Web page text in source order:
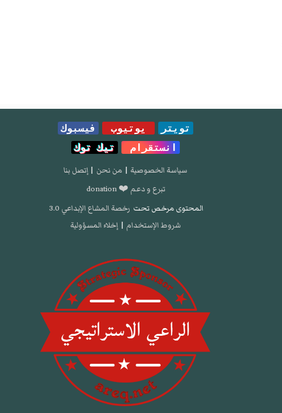
تويتر يوتيوب
فيسبوك
انستقرام
تيك توك
سياسة الخصوصية | من نحن | إتصل بنا
تبرع و دعم ❤️ donation
المحتوى مرخص تحت رخصة المشاع الإبداعي 3.0
شروط الإستخدام | إخلاء المسؤولية